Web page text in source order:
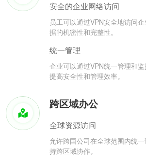
安全的企业网络访问
员工可以通过VPN安全地访问
据的机密性和完整性。
统一管理
企业可以通过VPN统一管理和监
提高安全性和管理效率。
跨区域办公
全球资源访问
允许跨国公司在全球范围内统
持跨区域协作。